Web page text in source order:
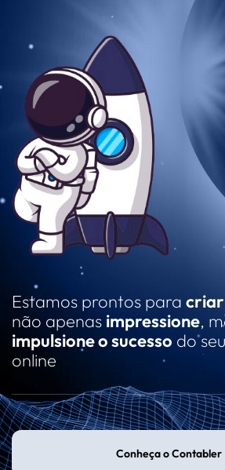
Estamos prontos para criar
não apenas impressione,
impulsione o sucesso do
online
Conheça o